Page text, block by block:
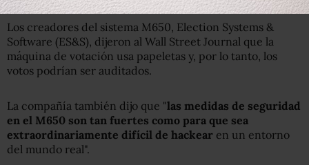
Los creadores del sistema M650, Election Systems &
Software (ES&S), dijeron al Wall Street Journal que la
máquina de votación usa papeletas y, por lo tanto, los
votos podrían ser auditados.
La compañía también dijo que "las medidas de seguridad
en el M650 son tan fuertes como para que sea
extraordinariamente difícil de hackear en un entorno
del mundo real".